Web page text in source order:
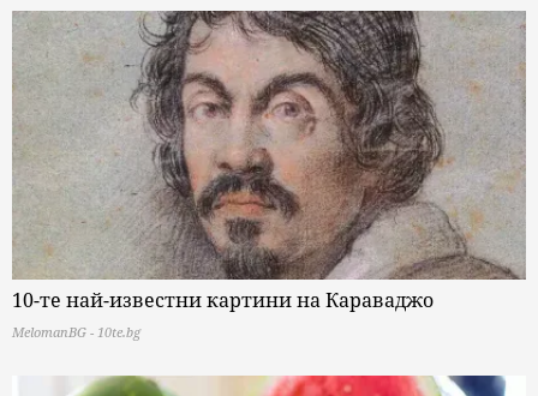
10-те най-известни картини на Караваджо
MelomanBG - 10te.bg